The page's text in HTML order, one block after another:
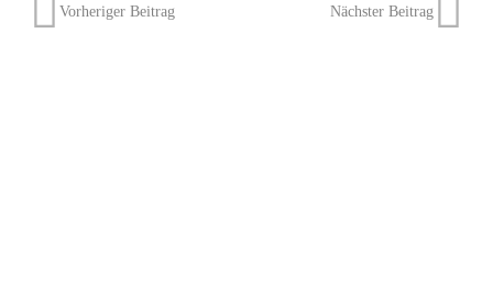
Vorheriger Beitrag Nächster Beitrag